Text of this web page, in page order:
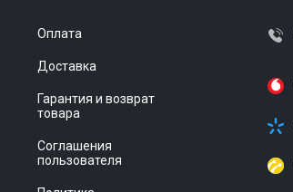
Оплата
Доставка
Гарантия и возврат
товара
Соглашения
пользователя